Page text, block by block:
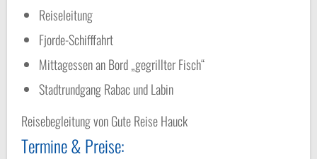
Reiseleitung
Fjorde-Schifffahrt
Mittagessen an Bord „gegrillter Fisch“
Stadtrundgang Rabac und Labin
Reisebegleitung von Gute Reise Hauck
Termine & Preise: